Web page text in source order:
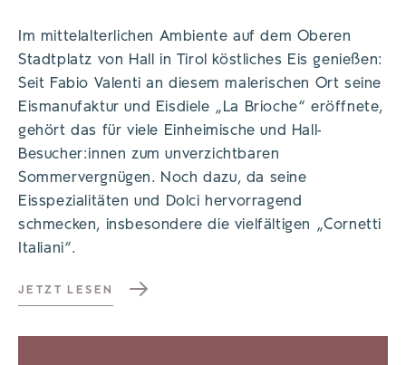
Im mittelalterlichen Ambiente auf dem Oberen
Stadtplatz von Hall in Tirol köstliches Eis genießen:
Seit Fabio Valenti an diesem malerischen Ort seine
Eismanufaktur und Eisdiele „La Brioche“ eröffnete,
gehört das für viele Einheimische und Hall-
Besucher:innen zum unverzichtbaren
Sommervergnügen. Noch dazu, da seine
Eisspezialitäten und Dolci hervorragend
schmecken, insbesondere die vielfältigen „Cornetti
Italiani“.
JETZT LESEN